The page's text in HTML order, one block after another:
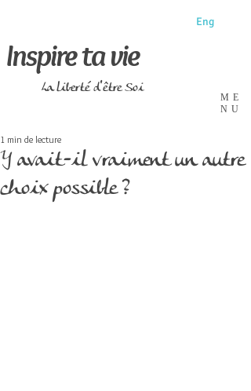
Inspire ta vie
La liberté d'être Soi
ME
NU
Eng
Y avait-il vraiment un autre
choix possible ?
1 min de lecture